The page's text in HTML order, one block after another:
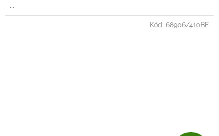
...
Kód: 68906/410BE